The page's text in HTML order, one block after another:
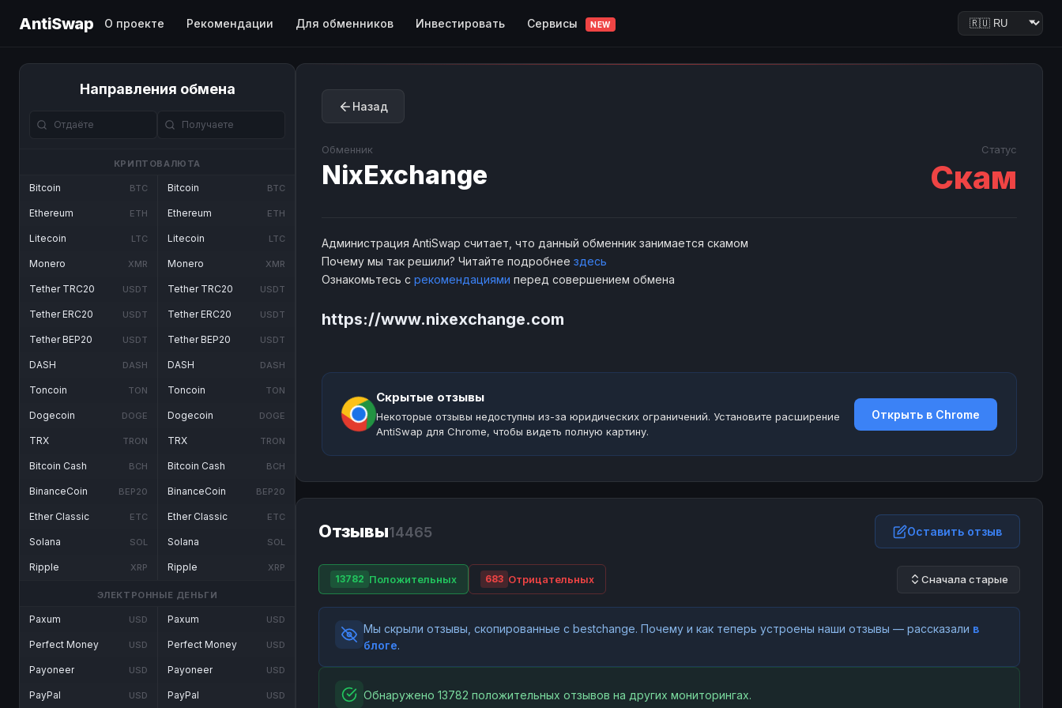
AntiSwap О проекте Рекомендации Для обменников Инвестировать Сервисы NEW
Направления обмена
КРИПТОВАЛЮТА
Bitcoin BTC
Ethereum ETH
Litecoin LTC
Monero XMR
Tether TRC20 USDT
Tether ERC20 USDT
Tether BEP20 USDT
DASH DASH
Toncoin TON
Dogecoin DOGE
TRX TRON
Bitcoin Cash BCH
BinanceCoin BEP20
Ether Classic ETC
Solana SOL
Ripple XRP
Bitcoin BTC
Ethereum ETH
Litecoin LTC
Monero XMR
Tether TRC20 USDT
Tether ERC20 USDT
Tether BEP20 USDT
DASH DASH
Toncoin TON
Dogecoin DOGE
TRX TRON
Bitcoin Cash BCH
BinanceCoin BEP20
Ether Classic ETC
Solana SOL
Ripple XRP
ЭЛЕКТРОННЫЕ ДЕНЬГИ
Paxum USD
Perfect Money USD
Payoneer USD
PayPal USD
Paxum USD
Perfect Money USD
Payoneer USD
PayPal USD
Назад
Обменник
NixExchange
Статус
Скам
Администрация AntiSwap считает, что данный обменник занимается скамом
Почему мы так решили? Читайте подробнее здесь
Ознакомьтесь с рекомендациями перед совершением обмена
https://www.nixexchange.com
Скрытые отзывы
Некоторые отзывы недоступны из-за юридических ограничений. Установите расширение
AntiSwap для Chrome, чтобы видеть полную картину.
Открыть в Chrome
Отзывы14465 Оставить отзыв
13782 Положительных 683 Отрицательных Сначала старые
Мы скрыли отзывы, скопированные с bestchange. Почему и как теперь устроены наши отзывы — рассказали в
блоге.
Обнаружено 13782 положительных отзывов на других мониторингах.